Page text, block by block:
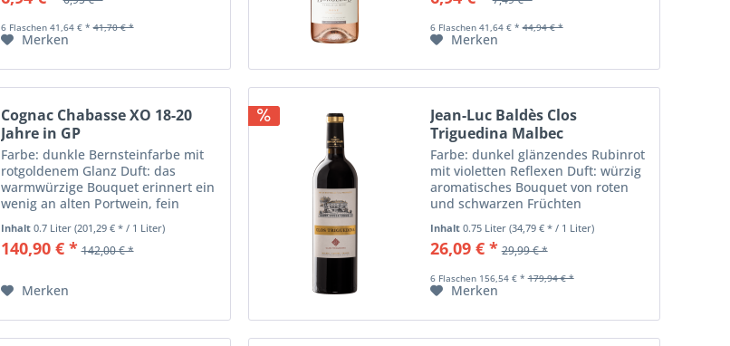
6 Flaschen 41,64 € * 41,70 € *
Merken
6 Flaschen 41,64 € * 44,94 € *
Merken
Cognac Chabasse XO 18-20
Jahre in GP
Farbe: dunkle Bernsteinfarbe mit
rotgoldenem Glanz Duft: das
warmwürzige Bouquet erinnert ein
wenig an alten Portwein, fein
verwoben mit Noten von
eingelegten Früchten und den für
feinen Cognac so
Anklängen...
Inhalt 0.7 Liter (201,29 € * / 1 Liter)
140,90 € * 142,00 € *
Merken
Jean-Luc Baldès Clos
Triguedina Malbec
Farbe: dunkel glänzendes Rubinrot
mit violetten Reflexen Duft: würzig
aromatisches Bouquet von roten
und schwarzen Früchten
(Blaubeeren, Pflaumen) und zarten
Holznoten mit einem Hauch von
Veilchen und Menthol Geschmack:
Inhalt 0.75 Liter (34,79 € * / 1 Liter)
26,09 € * 29,99 € *
6 Flaschen 156,54 € * 179,94 € *
Merken